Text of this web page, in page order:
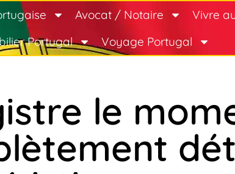
Avocat / Notaire Vivre
Portugal
Voyage Portugal
le